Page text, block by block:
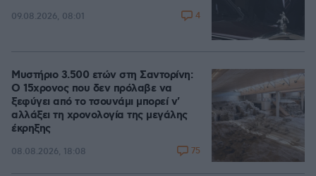
09.08.2026, 08:01 4
Μυστήριο 3.500 ετών στη Σαντορίνη:
Ο 15χρονος που δεν πρόλαβε να
ξεφύγει από το τσουνάμι μπορεί ν'
αλλάξει τη χρονολογία της μεγάλης
έκρηξης
08.08.2026, 18:08 75